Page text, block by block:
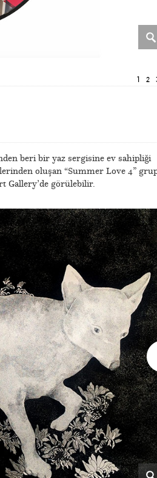
1 2
beri bir yaz sergisine ev sahipliği
oluşan “Summer Love 4”
Gallery’de görülebilir.